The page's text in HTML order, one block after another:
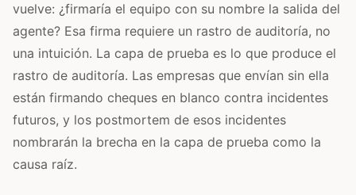
vuelve: ¿firmaría el equipo con su nombre la salida del
agente? Esa firma requiere un rastro de auditoría, no
una intuición. La capa de prueba es lo que produce el
rastro de auditoría. Las empresas que envían sin ella
están firmando cheques en blanco contra incidentes
futuros, y los postmortem de esos incidentes
nombrarán la brecha en la capa de prueba como la
causa raíz.